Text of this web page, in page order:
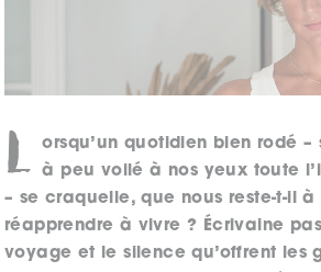
L
orsqu’un quotidien bien rodé –
à peu voilé à nos yeux toute
– se craquelle, que nous reste-t-il à
réapprendre à vivre ? Écrivaine
voyage et le silence qu’offrent les